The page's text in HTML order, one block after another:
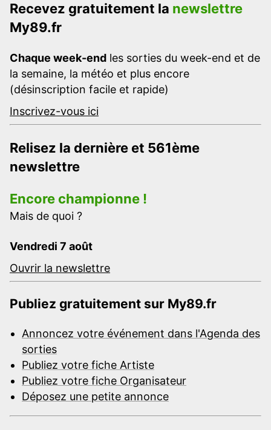
Recevez gratuitement la newslettre
My89.fr
Chaque week-end les sorties du week-end et de
la semaine, la météo et plus encore
(désinscription facile et rapide)
Inscrivez-vous ici
Relisez la dernière et 561ème
newslettre
Encore championne !
Mais de quoi ?
Vendredi 7 août
Ouvrir la newslettre
Publiez gratuitement sur My89.fr
Annoncez votre événement dans l'Agenda des
sorties
Publiez votre fiche Artiste
Publiez votre fiche Organisateur
Déposez une petite annonce